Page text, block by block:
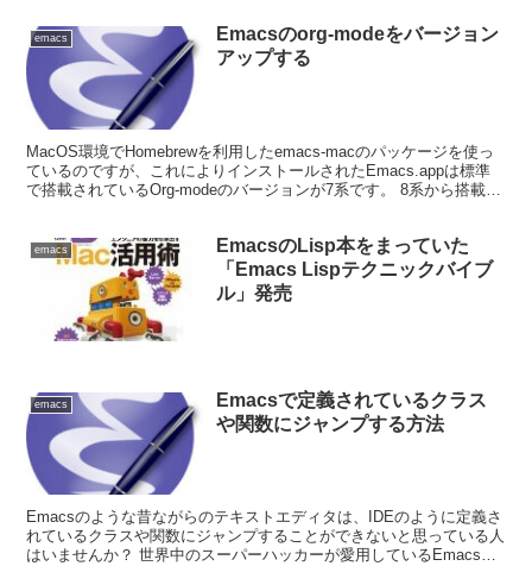
emacs
Emacsのorg-modeをバージョン
アップする
MacOS環境でHomebrewを利用したemacs-macのパッケージを使っ
ているのですが、これによりインストールされたEmacs.appは標準
で搭載されているOrg-modeのバージョンが7系です。 8系から搭載さ
emacs
EmacsのLisp本をまっていた
「Emacs Lispテクニックバイブ
ル」発売
emacs
Emacsで定義されているクラス
や関数にジャンプする方法
Emacsのような昔ながらのテキストエディタは、IDEのように定義さ
れているクラスや関数にジャンプすることができないと思っている人
はいませんか？ 世界中のスーパーハッカーが愛用しているEmacsが